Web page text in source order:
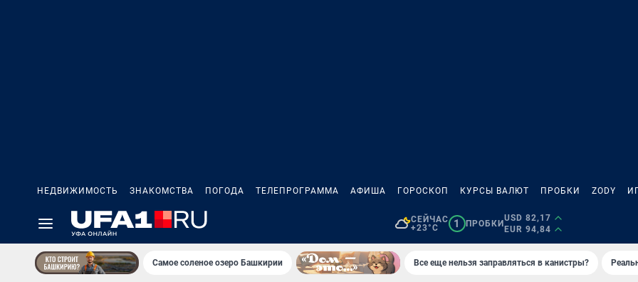
НЕДВИЖИМОСТЬ ЗНАКОМСТВА ПОГОДА ТЕЛЕПРОГРАММА АФИША ГОРОСКОП КУРСЫ ВАЛЮТ ПРОБКИ ZODY
СЕЙЧАС
+23°C
1 ПРОБКИ
USD 82,17
EUR 94,84
Самое соленое озеро Башкирии Все еще нельзя заправляться в канистры?